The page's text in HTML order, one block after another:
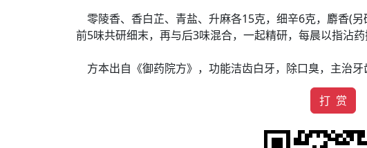
零陵香、香白芷、青盐、升麻各15克，细辛6克，麝香(
前5味共研细末，再与后3味混合，一起精研，每晨以指沾药
方本出自《御药院方》，功能洁齿白牙，除口臭，主治牙
打 赏